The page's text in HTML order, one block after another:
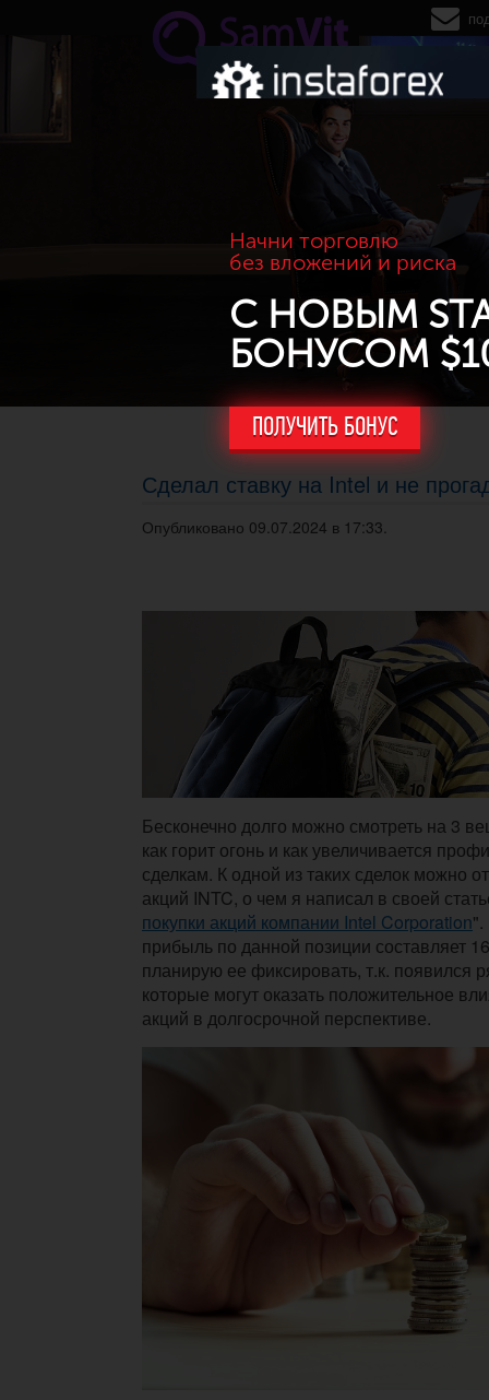
Перейти к основному содержанию
Начни торговлю
без вложений и риска
С НОВЫМ
БОНУСОМ
ПОЛУЧИТЬ БОНУС
Сделал ставку на Intel и не
Опубликовано 09.07.2024 в 17:33.
Бесконечно долго можно смотреть на 3
как горит огонь и как увеличивается
сделкам. К одной из таких сделок можно
акций INTC, о чем я написал в своей
покупки акций компании Intel Corporation
прибыль по данной позиции составляет
планирую ее фиксировать, т.к. появился
которые могут оказать положительное
акций в долгосрочной перспективе.